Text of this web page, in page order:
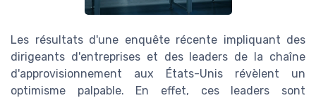
Les résultats d'une enquête récente impliquant des
dirigeants d'entreprises et des leaders de la chaîne
d'approvisionnement aux États-Unis révèlent un
optimisme palpable. En effet, ces leaders sont